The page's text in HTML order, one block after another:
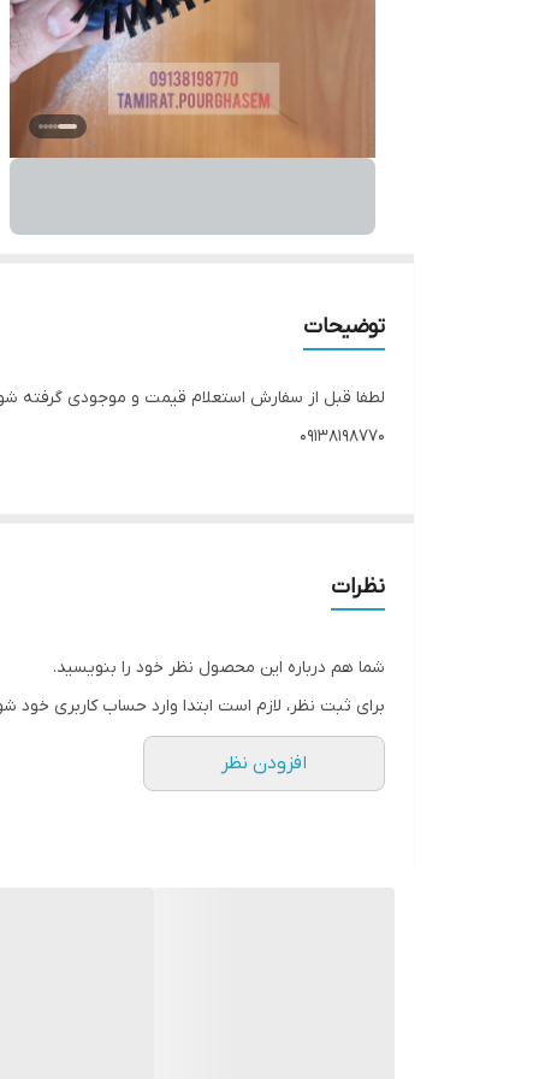
توضیحات
لطفا قبل از سفارش استعلام قیمت و موجودی گرفته
۰۹۱۳۸۱۹۸۷۷۰
نظرات
شما هم درباره این محصول نظر خود را بنویسید.
برای ثبت نظر، لازم است ابتدا وارد حساب کاربری خود
افزودن نظر